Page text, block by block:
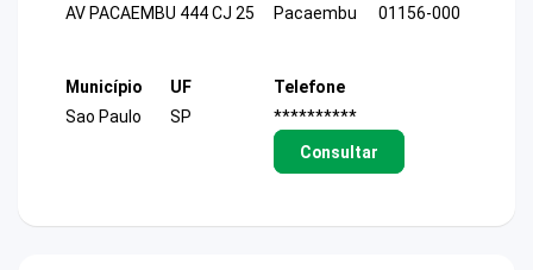
AV PACAEMBU 444 CJ 25
Pacaembu
01156-000
Município
Sao Paulo
UF
SP
Telefone
**********
Consultar